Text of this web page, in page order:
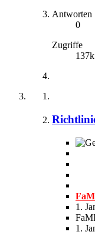
Antworten
0
Zugriffe
137k
1.
1.